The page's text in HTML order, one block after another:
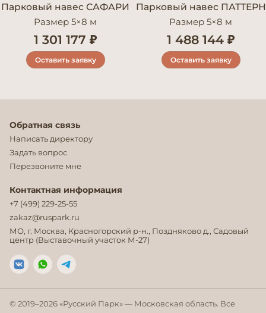
Парковый навес САФАРИ
Размер 5×8 м
1 301 177 ₽
Оставить заявку
Парковый навес ПАТТЕРН
Размер 5×8 м
1 488 144 ₽
Оставить заявку
Обратная связь
Написать директору
Задать вопрос
Перезвоните мне
Контактная информация
+7 (499) 229-25-55
zakaz@ruspark.ru
МО, г. Москва, Красногорский р-н., Поздняково д., Садовый
центр (Выставочный участок М-27)
© 2019–2026 «Русский Парк» — Московская область. Все